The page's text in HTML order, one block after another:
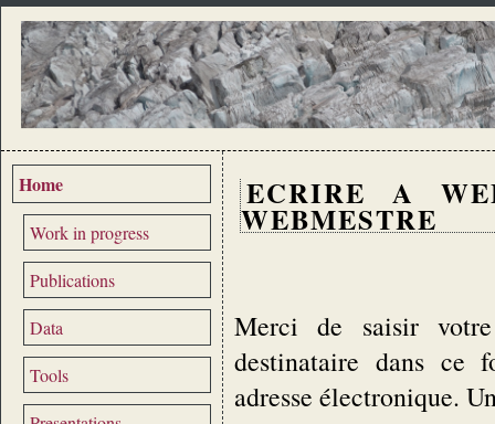
Home
Work in progress
Publications
Data
Tools
ECRIRE A
WEBMESTRE
Merci de saisir
destinataire dans ce
adresse électronique.